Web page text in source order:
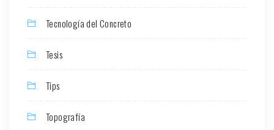
Tecnología del Concreto
Tesis
Tips
Topografía